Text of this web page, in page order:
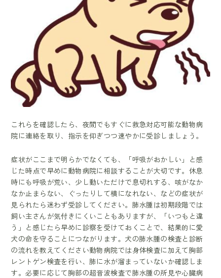
これらを確認したら、夜間でもすぐに救急対応可能な動物病
院に連絡を取り、指示を仰ぎつつ速やかに受診しましょう。
症状がここまで明らかでなくても、「呼吸がおかしい」と感
じた時点で早めに動物病院に相談することが大切です。休息
時にも呼吸が荒い、少し動いただけで息切れする、咳がなか
なか止まらない、ぐったりして横になれない、などの症状が
見られたら迷わず受診してください。肺水腫は初期段階では
飼い主さんが気付きにくいこともありますが、「いつもと違
う」と感じたら早めに診察を受けておくことで、結果的に愛
犬の命を守ることにつながります。犬の肺水腫の検査と診断
の流れを教えてください動物病院では身体検査に加えて胸部
レントゲン検査を行い、肺に水が溜まっていないか確認しま
す。必要に応じて胸部の超音波検査で肺水腫の所見や心臓病